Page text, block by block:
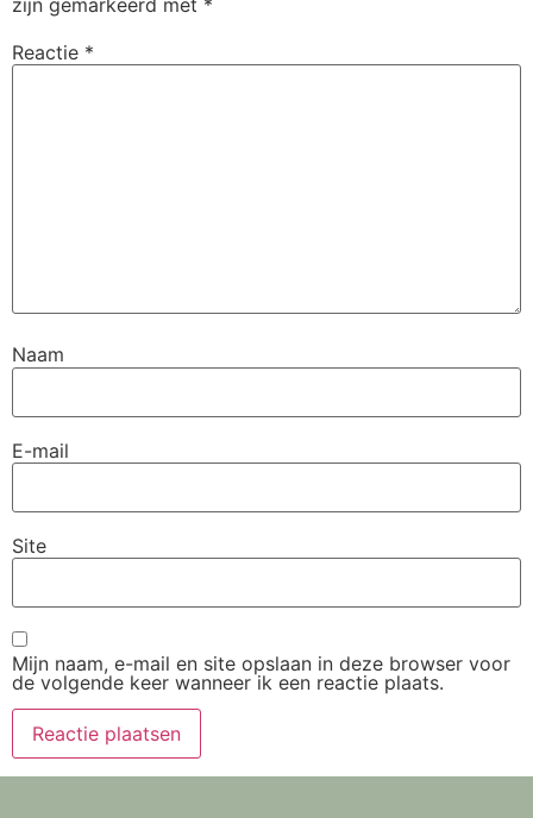
Reactie *
Naam
E-mail
Site
Mijn naam, e-mail en site opslaan in deze browser voor
de volgende keer wanneer ik een reactie plaats.